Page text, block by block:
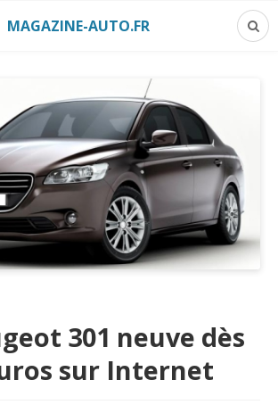
MAGAZINE-AUTO.FR
301 neuve dès
sur Internet